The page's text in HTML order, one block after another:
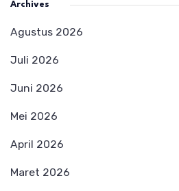
Archives
Agustus 2026
Juli 2026
Juni 2026
Mei 2026
April 2026
Maret 2026